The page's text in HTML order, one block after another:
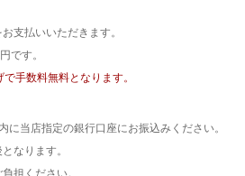
支払いいただきます。
です。
手数料無料となります。
に当店指定の銀行口座にお振込みください。
なります。
担ください。